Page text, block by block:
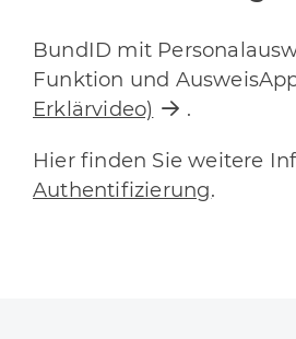
BundID mit
Funktion und
Erklärvideo)
.
Hier finden Sie weitere
Authentifizierung.